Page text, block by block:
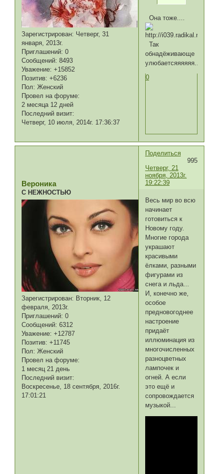
Зарегистрирован: Четверг, 31
января, 2013г.
Приглашений: 0
Сообщений: 8493
Уважение: +15852
Позитив: +6236
Пол: Женский
Провел на форуме:
2 месяца 12 дней
Последний визит:
Четверг, 10 июля, 2014г. 17:36:37
Она тоже....
Так
обнадёживающе
улюбаетсяяяяяя.......
0
Поделиться
995
Четверг, 21
ноября, 2013г.
19:22:39
Вероника
С НЕЖНОСТЬЮ
Зарегистрирован: Вторник, 12
февраля, 2013г.
Приглашений: 0
Сообщений: 6312
Уважение: +12787
Позитив: +11745
Пол: Женский
Провел на форуме:
1 месяц 21 день
Последний визит:
Воскресенье, 18 сентября, 2016г.
17:01:21
Весь мир во всю
начинает
готовиться к
Новому году.
Многие города
украшают
красивыми
ёлками, разными
фигурами из
снега и льда...
И, конечно же,
особое
предновогоднее
настроение
придаёт
иллюминация из
многочисленных
разноцветных
лампочек и
огней. А если
это ещё и
сопровождается
музыкой...